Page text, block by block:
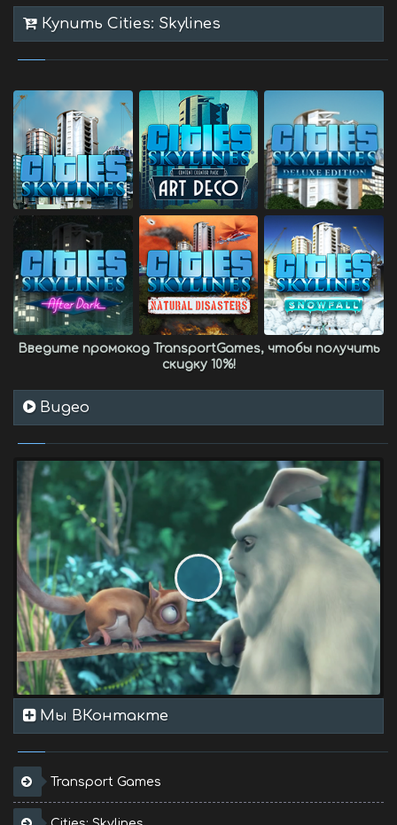
Купить Cities: Skylines
Введите промокод TransportGames, чтобы получить
скидку 10%!
Видео
Мы ВКонтакте
Transport Games